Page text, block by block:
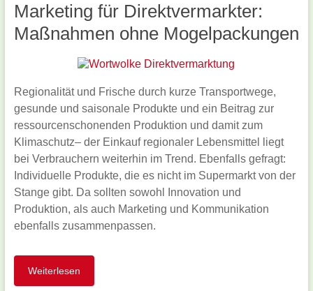
Marketing für Direktvermarkter:
Maßnahmen ohne Mogelpackungen
Regionalität und Frische durch kurze Transportwege,
gesunde und saisonale Produkte und ein Beitrag zur
ressourcenschonenden Produktion und damit zum
Klimaschutz– der Einkauf regionaler Lebensmittel liegt
bei Verbrauchern weiterhin im Trend. Ebenfalls gefragt:
Individuelle Produkte, die es nicht im Supermarkt von der
Stange gibt. Da sollten sowohl Innovation und
Produktion, als auch Marketing und Kommunikation
ebenfalls zusammenpassen.
Weiterlesen